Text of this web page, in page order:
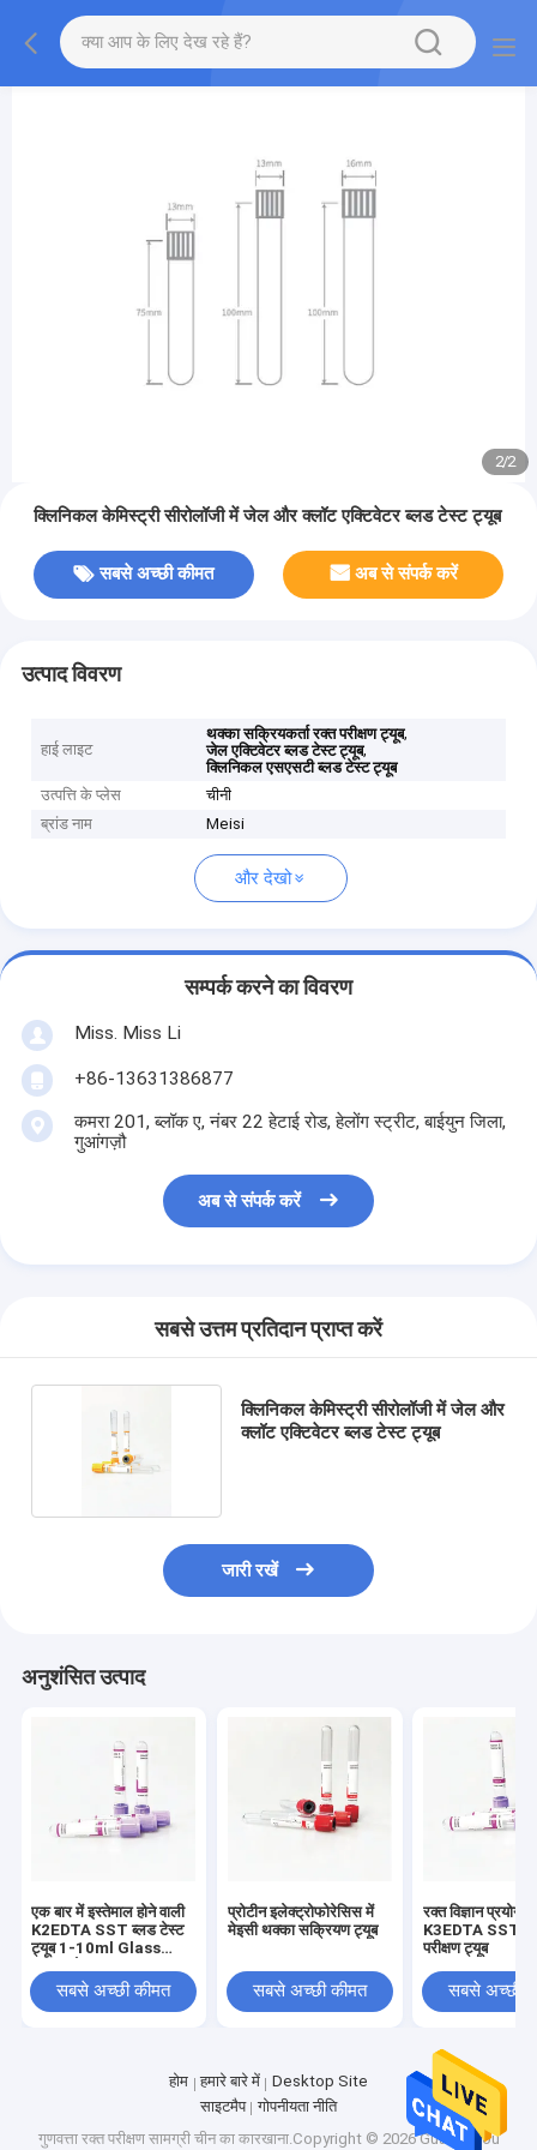
2/2
क्लिनिकल केमिस्ट्री सीरोलॉजी में जेल और क्लॉट एक्टिवेटर ब्लड टेस्ट ट्यूब
सबसे अच्छी कीमत अब से संपर्क करें
उत्पाद विवरण
हाई लाइट
थक्का सक्रियकर्ता रक्त परीक्षण ट्यूब,
जेल एक्टिवेटर ब्लड टेस्ट ट्यूब,
क्लिनिकल एसएसटी ब्लड टेस्ट ट्यूब
उत्पत्ति के प्लेस
चीनी
ब्रांड नाम
Meisi
और देखो
सम्पर्क करने का विवरण
Miss. Miss Li
+86-13631386877
कमरा 201, ब्लॉक ए, नंबर 22 हेटाई रोड, हेलोंग स्ट्रीट, बाईयुन जिला,
गुआंगज़ौ
अब से संपर्क करें
सबसे उत्तम प्रतिदान प्राप्त करें
क्लिनिकल केमिस्ट्री सीरोलॉजी में जेल और
क्लॉट एक्टिवेटर ब्लड टेस्ट ट्यूब
जारी रखें
अनुशंसित उत्पाद
एक बार में इस्तेमाल होने वाली
K2EDTA SST ब्लड टेस्ट
ट्यूब 1-10ml Glass
सबसे अच्छी कीमत
प्रोटीन इलेक्ट्रोफोरेसिस में
मेइसी थक्का सक्रियण ट्यूब
सबसे अच्छी कीमत
रक्त विज्ञान
K3EDTA SST
परीक्षण ट्यूब
सबसे अच्छी
होम हमारे बारे में
Desktop Site
साइटमैप
गोपनीयता नीति
गुणवत्ता रक्त परीक्षण सामग्रीचीन का कारखाना.Copyright © 2026 Guangzhou